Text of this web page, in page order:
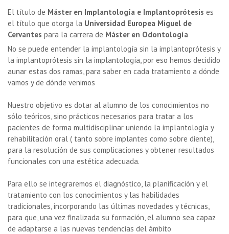
El título de Máster en Implantología e Implantoprótesis es
el título que otorga la Universidad Europea Miguel de
Cervantes para la carrera de Máster en Odontología
No se puede entender la implantología sin la implantoprótesis y
la implantoprótesis sin la implantología, por eso hemos decidido
aunar estas dos ramas, para saber en cada tratamiento a dónde
vamos y de dónde venimos
Nuestro objetivo es dotar al alumno de los conocimientos no
sólo teóricos, sino prácticos necesarios para tratar a los
pacientes de forma multidisciplinar uniendo la implantología y
rehabilitación oral ( tanto sobre implantes como sobre diente),
para la resolución de sus complicaciones y obtener resultados
funcionales con una estética adecuada.
Para ello se integraremos el diagnóstico, la planificación y el
tratamiento con los conocimientos y las habilidades
tradicionales, incorporando las últimas novedades y técnicas,
para que, una vez finalizada su formación, el alumno sea capaz
de adaptarse a las nuevas tendencias del ámbito